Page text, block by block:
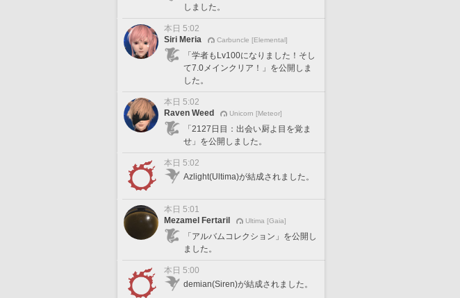
しました。
本日 5:02
Siri Meria
Carbuncle [Elemental]
「学者もLv100になりました！そし
て7.0メインクリア！」を公開しま
した。
本日 5:02
Raven Weed
Unicorn [Meteor]
「2127日目：出会い厨よ目を覚ま
せ」を公開しました。
本日 5:02
Azlight(Ultima)が結成されました。
本日 5:01
Mezamel Fertaril
Ultima [Gaia]
「アルバムコレクション」を公開し
ました。
本日 5:00
demian(Siren)が結成されました。